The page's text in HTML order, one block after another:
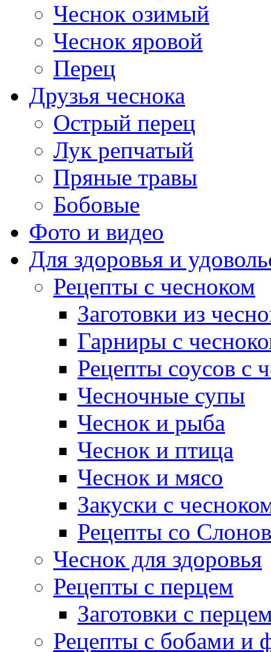
Чеснок озимый
Чеснок яровой
Перец
Друзья чеснока
Острый перец
Лук репчатый
Пряные травы
Бобовые
Фото и видео
Для здоровья и
Рецепты с чесноком
Заготовки из
Гарниры с
Рецепты соусов с
Чесночные супы
Чеснок и рыба
Чеснок и птица
Чеснок и мясо
Закуски с
Рецепты со
Чеснок для здоровья
Рецепты с перцем
Заготовки с
Рецепты с бобами и